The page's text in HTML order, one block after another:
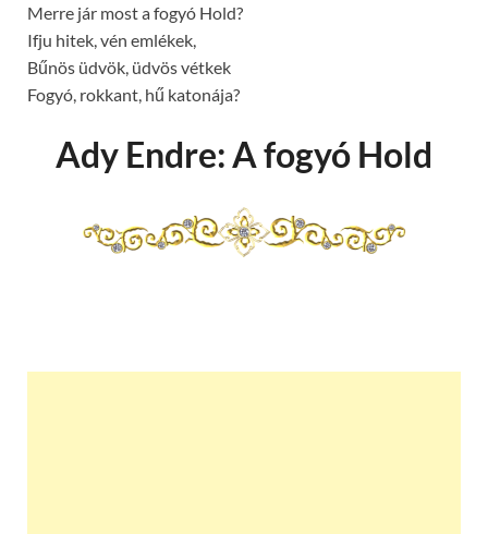
Merre jár most a fogyó Hold?
Ifju hitek, vén emlékek,
Bűnös üdvök, üdvös vétkek
Fogyó, rokkant, hű katonája?
Ady Endre: A fogyó Hold